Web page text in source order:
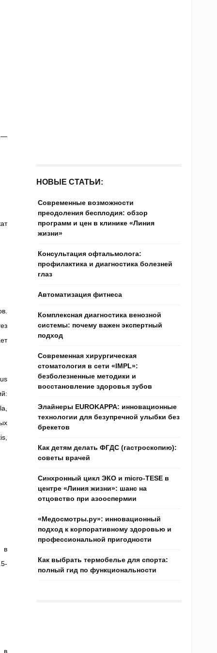
—
в
в
НОВЫЕ СТАТЬИ:
Современные возможности
преодоления бесплодия: обзор
программ и цен в клинике «Линия
жизни»
Консультация офтальмолога:
профилактика и диагностика болезней
глаз
Автоматизация фитнеса
Комплексная диагностика венозной
системы: почему важен экспертный
подход
Современная хирургическая
стоматология в сети «IMPL»:
безболезненные методики и
восстановление здоровья зубов
Элайнеры EUROKAPPA: инновационные
технологии для безупречной улыбки без
брекетов
Как детям делать ФГДС (гастроскопию):
советы врачей
Синхронный цикл ЭКО и micro-TESE в
центре «Линия жизни»: шанс на
отцовство при азооспермии
«Медосмотры.ру»: инновационный
подход к корпоративному здоровью и
профессиональной пригодности
Как выбрать термобелье для спорта:
полный гид по функциональности